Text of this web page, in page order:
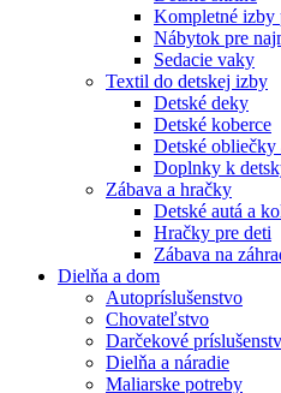
Kompletné izby
Nábytok pre
Sedacie vaky
Textil do detskej izby
Detské deky
Detské koberce
Detské obliečky
Doplnky k
Zábava a hračky
Detské autá a
Hračky pre deti
Zábava na
Dielňa a dom
Autopríslušenstvo
Chovateľstvo
Darčekové
Dielňa a náradie
Maliarske potreby